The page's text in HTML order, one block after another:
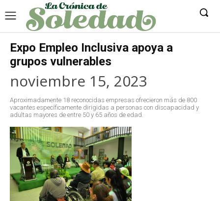
Expo Empleo Inclusiva apoya a
grupos vulnerables
noviembre 15, 2023
Aproximadamente 18 reconocidas empresas ofrecieron más de 800
vacantes específicamente dirigidas a personas con discapacidad y
adultas mayores de entre 50 y 65 años de edad.